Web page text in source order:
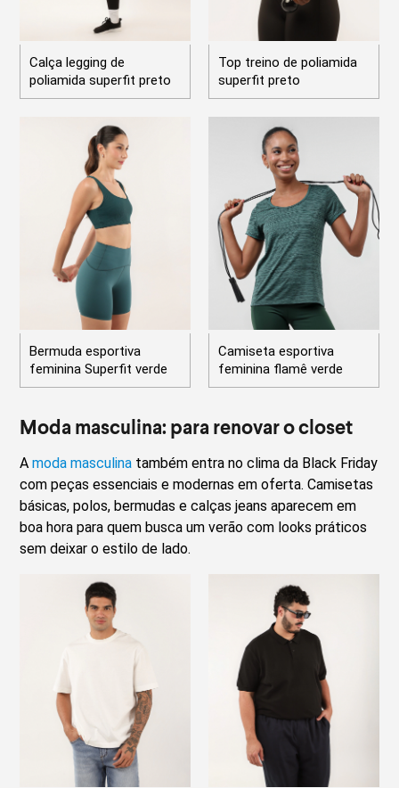
Calça legging de
poliamida superfit preto
Top treino de poliamida
superfit preto
Bermuda esportiva
feminina Superfit verde
Camiseta esportiva
feminina flamê verde
Moda masculina: para renovar o closet
Amoda masculina também entra no clima da Black Friday
com peças essenciais e modernas em oferta. Camisetas
básicas, polos, bermudas e calças jeans aparecem em
boa hora para quem busca um verão com looks práticos
sem deixar o estilo de lado.